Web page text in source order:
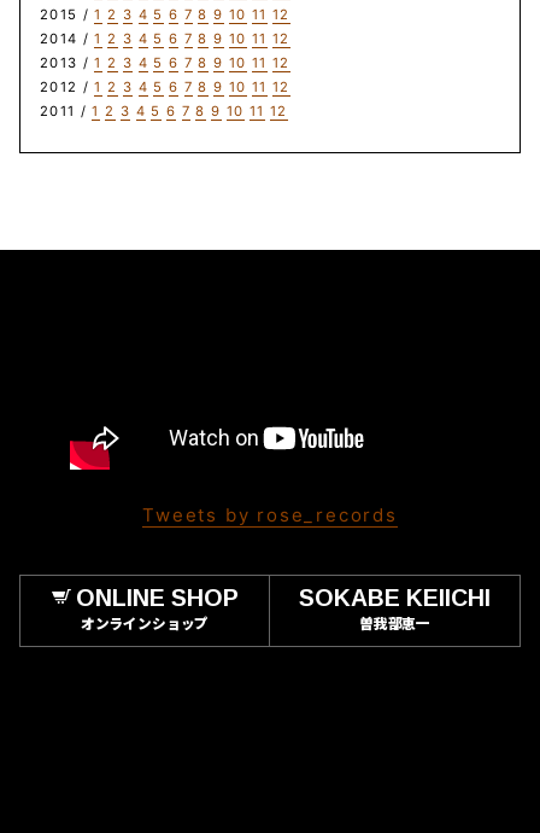
2015 /1 2 3 4 5 6 7 8 9 10 11 12
2014 /1 2 3 4 5 6 7 8 9 10 11 12
2013 /1 2 3 4 5 6 7 8 9 10 11 12
2012 /1 2 3 4 5 6 7 8 9 10 11 12
2011 /1 2 3 4 5 6 7 8 9 10 11 12
Tweets by rose_records
ONLINE SHOP
オンラインショップ
SOKABE KEIICHI
曽我部恵一